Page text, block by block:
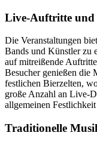
Live-Auftritte und
Die Veranstaltungen
Bands und Künstler zu
auf mitreißende
Besucher genießen die
festlichen Bierzelten,
große Anzahl an Live-
allgemeinen
Traditionelle